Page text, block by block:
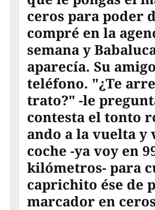
ceros para poder
compré en la
semana y
aparecía. Su
teléfono. "¿Te
trato?" -le
contesta el tonto
ando a la vuelta y
coche -ya voy en
kilómetros- para
caprichito ése de
marcador en